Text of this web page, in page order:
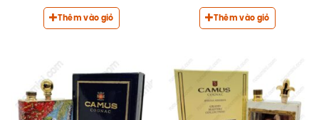
Thêm vào giỏ Thêm vào giỏ